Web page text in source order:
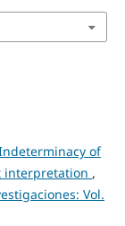
of
interpretation ,
Vol.